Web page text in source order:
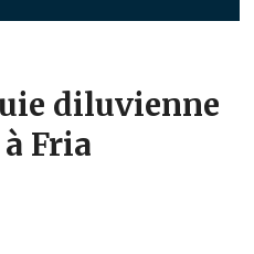
diluvienne
Fria